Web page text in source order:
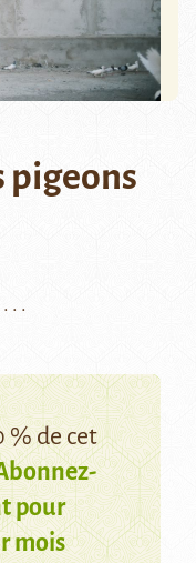
pigeons
. .
% de cet
pour
mois